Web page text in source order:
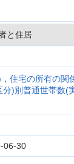
と住居
住宅の所有の関
分)別普通世帯数(
06-30